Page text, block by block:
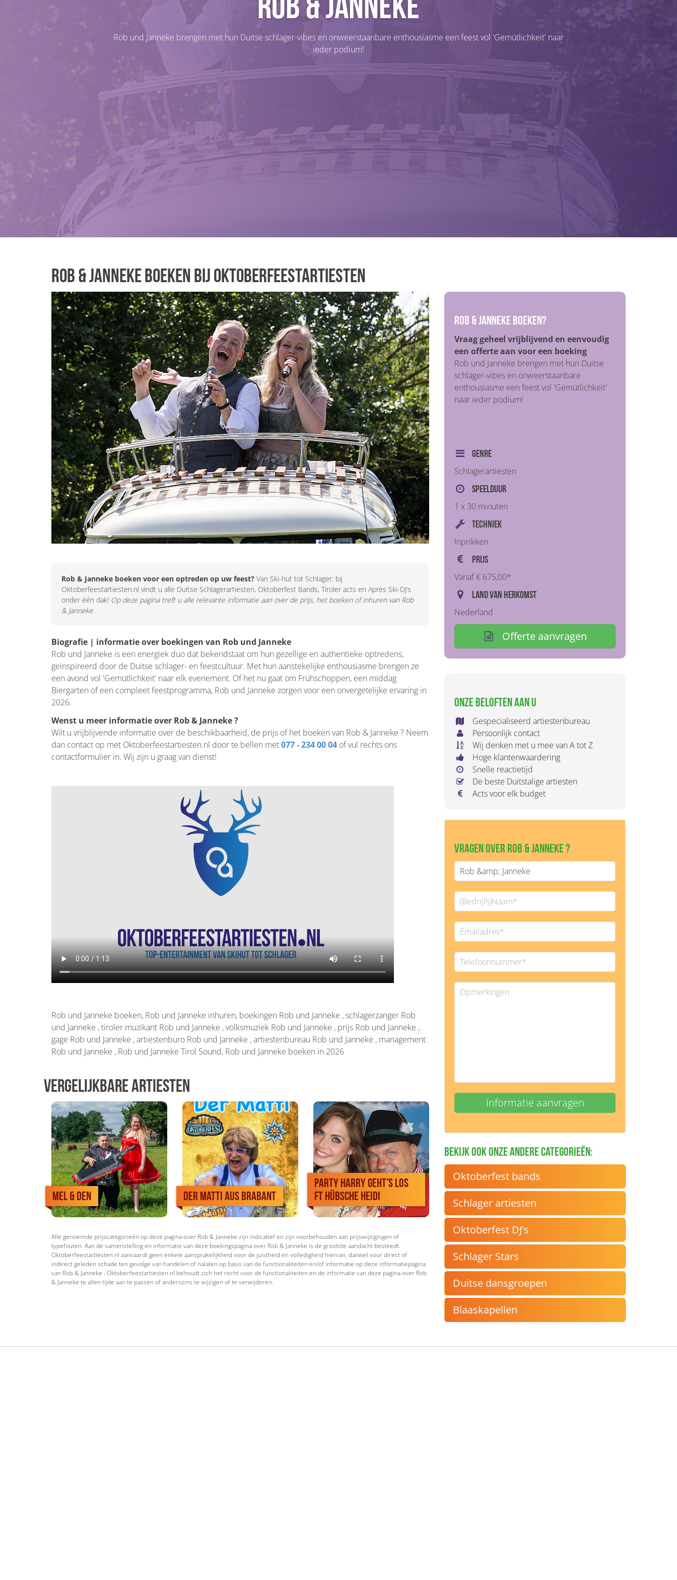
Rob und Janneke brengen met hun Duitse schlager-vibes en onweerstaanbare enthousiasme een feest vol 'Gemütlichkeit' naar
ieder podium!
Rob & Janneke boeken bij Oktoberfeestartiesten
Rob & Janneke boeken voor een optreden op uw feest? Van Ski-hut tot Schlager: bij
Oktoberfeestartiesten.nl vindt u alle Duitse Schlagerartiesten, Oktoberfest Bands, Tiroler acts en Après Ski-DJ’s
onder één dak! Op deze pagina treft u alle relevante informatie aan over de prijs, het boeken of inhuren van Rob
& Janneke .
Biografie | informatie over boekingen van Rob und Janneke
Rob und Janneke is een energiek duo dat bekendstaat om hun gezellige en authentieke optredens,
geïnspireerd door de Duitse schlager- en feestcultuur. Met hun aanstekelijke enthousiasme brengen ze
een avond vol 'Gemütlichkeit' naar elk evenement. Of het nu gaat om Frühschoppen, een middag
Biergarten of een compleet feestprogramma, Rob und Janneke zorgen voor een onvergetelijke ervaring in
2026.
Wenst u meer informatie over Rob & Janneke ?
Wilt u vrijblijvende informatie over de beschikbaarheid, de prijs of het boeken van Rob & Janneke ? Neem
dan contact op met Oktoberfeestartiesten.nl door te bellen met077 - 234 00 04 of vul rechts ons
contactformulier in. Wij zijn u graag van dienst!
Rob und Janneke boeken, Rob und Janneke inhuren, boekingen Rob und Janneke , schlagerzanger Rob
und Janneke , tiroler muzikant Rob und Janneke , volksmuziek Rob und Janneke , prijs Rob und Janneke ,
gage Rob und Janneke , artiestenburo Rob und Janneke , artiestenbureau Rob und Janneke , management
Rob und Janneke , Rob und Janneke Tirol Sound, Rob und Janneke boeken in 2026
Vergelijkbare artiesten
Mel & Den Der Matti aus Brabant
Party Harry Geht’s Los
Ft Hübsche Heidi
Alle genoemde prijscategorieën op deze pagina over Rob & Janneke zijn indicatief en zijn voorbehouden aan prijswijzigingen of
typefouten. Aan de samenstelling en informatie van deze boekingspagina over Rob & Janneke is de grootste aandacht besteedt.
Oktoberfeestartiesten.nl aanvaardt geen enkele aansprakelijkheid voor de juistheid en volledigheid hiervan, danwel voor direct of
indirect geleden schade ten gevolge van handelen of nalaten op basis van de functionaliteiten en/of informatie op deze informatiepagina
van Rob & Janneke . Oktoberfeestartiesten.nl behoudt zich het recht voor de functionaliteiten en de informatie van deze pagina over Rob
& Janneke te allen tijde aan te passen of anderszins te wijzigen of te verwijderen.
Rob & Janneke boeken?
Vraag geheel vrijblijvend en eenvoudig
een offerte aan voor een boeking
Rob und Janneke brengen met hun Duitse
schlager-vibes en onweerstaanbare
enthousiasme een feest vol 'Gemütlichkeit'
naar ieder podium!
Genre
Schlagerartiesten
Speelduur
1 x 30 minuten
Techniek
Inprikken
Prijs
Vanaf € 675,00*
Land van herkomst
Nederland
Offerte aanvragen
Onze beloften aan u
Gespecialiseerd artiestenbureau
Persoonlijk contact
Wij denken met u mee van A tot Z
Hoge klantenwaardering
Snelle reactietijd
De beste Duitstalige artiesten
Acts voor elk budget
Vragen over Rob & Janneke ?
Bekijk ook onze andere categorieën:
Oktoberfest bands
Schlager artiesten
Oktoberfest DJ's
Schlager Stars
Duitse dansgroepen
Blaaskapellen